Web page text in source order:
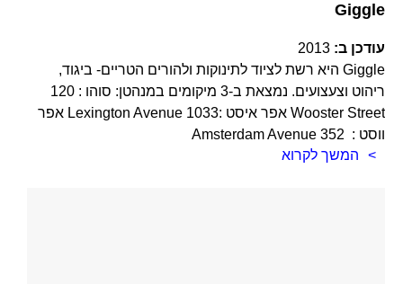
Giggle
עודכן ב: 2013
Giggle היא רשת לציוד לתינוקות ולהורים הטריים- ביגוד,
ריהוט וצעצועים. נמצאת ב-3 מיקומים במנהטן: סוהו : 120
Wooster Street אפר איסט :1033 Lexington Avenue אפר
ווסט : 352 Amsterdam Avenue
המשך לקרוא